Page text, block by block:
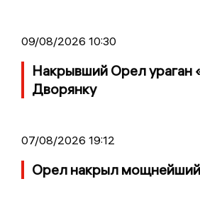
09/08/2026 10:30
Накрывший Орел ураган
Дворянку
07/08/2026 19:12
Орел накрыл